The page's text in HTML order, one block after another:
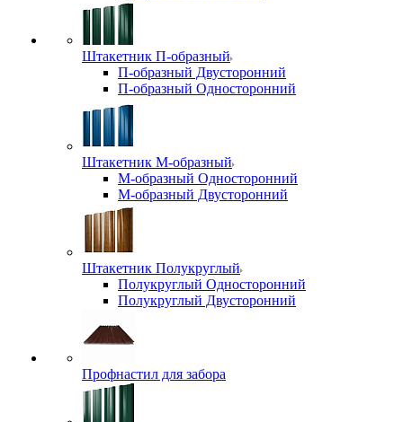
Штакетник П-образный
П-образный Двусторонний
П-образный Односторонний
Штакетник М-образный
М-образный Односторонний
М-образный Двусторонний
Штакетник Полукруглый
Полукруглый Односторонний
Полукруглый Двусторонний
Профнастил для забора